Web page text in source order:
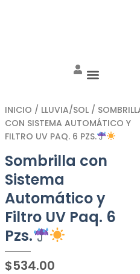
INICIO / LLUVIA/SOL /
CON SISTEMA AUTOMÁTICO Y
FILTRO UV PAQ. 6 PZS.
Sombrilla con
Sistema
Automático y
Filtro UV Paq. 6
Pzs.
$534.00